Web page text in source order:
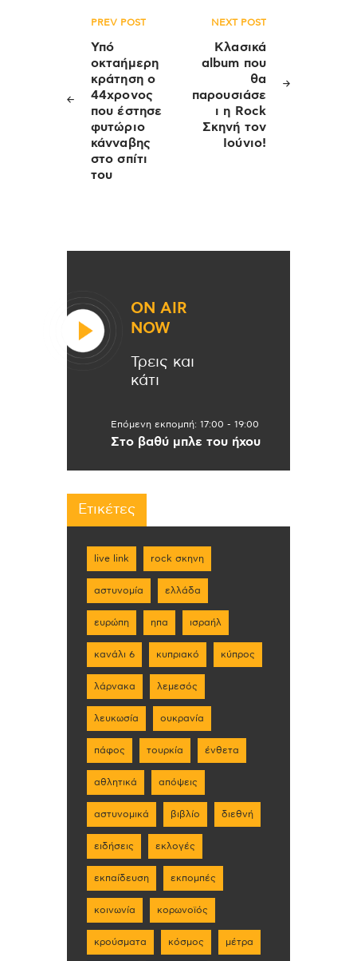
Πλοήγηση
άρθρων
PREV POST
Υπό
οκταήμερη
κράτηση ο
44χρονος
που έστησε
φυτώριο
κάνναβης
στο σπίτι
του
NEXT POST
Κλασικά
album που
θα
παρουσιάσε
ι η Rock
Σκηνή τον
Ιούνιο!
ON AIR
NOW
Τρεις και
κάτι
Επόμενη εκπομπή: 17:00 - 19:00
Στο βαθύ μπλε του ήχου
Ετικέτες
live link rock σκηνη
αστυνομία ελλάδα
ευρώπη ηπα ισραήλ
κανάλι 6 κυπριακό κύπρος
λάρνακα λεμεσός
λευκωσία ουκρανία
πάφος τουρκία ένθετα
αθλητικά απόψεις
αστυνομικά βιβλίο διεθνή
ειδήσεις εκλογές
εκπαίδευση εκπομπές
κοινωνία κορωνοϊός
κρούσματα κόσμος μέτρα